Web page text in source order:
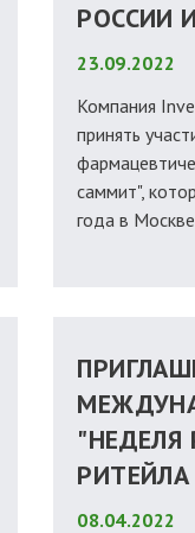
РОССИИ
23.09.2022
Компания
принять
саммит",
года в
"НЕДЕЛЯ
РИТЕЙЛА
08.04.2022